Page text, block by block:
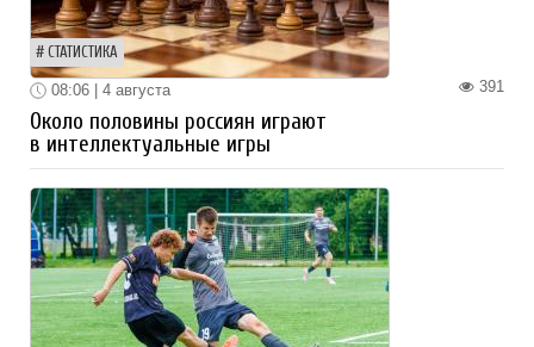
СТАТИСТИКА
391
08:06 | 4 августа
Около половины россиян играют
в интеллектуальные игры